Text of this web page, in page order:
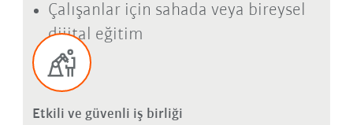
Çalışanlar için sahada veya bireysel
dijital eğitim
Etkili ve güvenli iş birliği